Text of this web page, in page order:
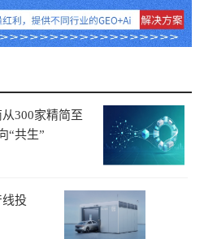
300家精简至
“共生”
投